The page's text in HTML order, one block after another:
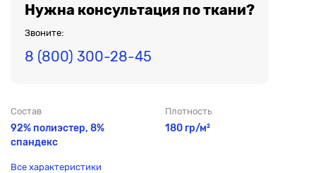
Нужна консультация по ткани?
Звоните:
8 (800) 300-28-45
Состав
92% полиэстер, 8%
спандекс
Плотность
180 гр/м²
Все характеристики